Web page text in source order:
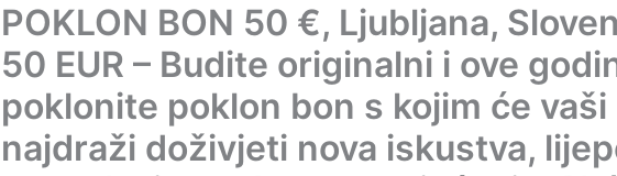
POKLON BON 50 €, Ljubljana,
50 EUR – Budite originalni i ove
poklonite poklon bon s kojim će vaši
najdraži doživjeti nova iskustva,